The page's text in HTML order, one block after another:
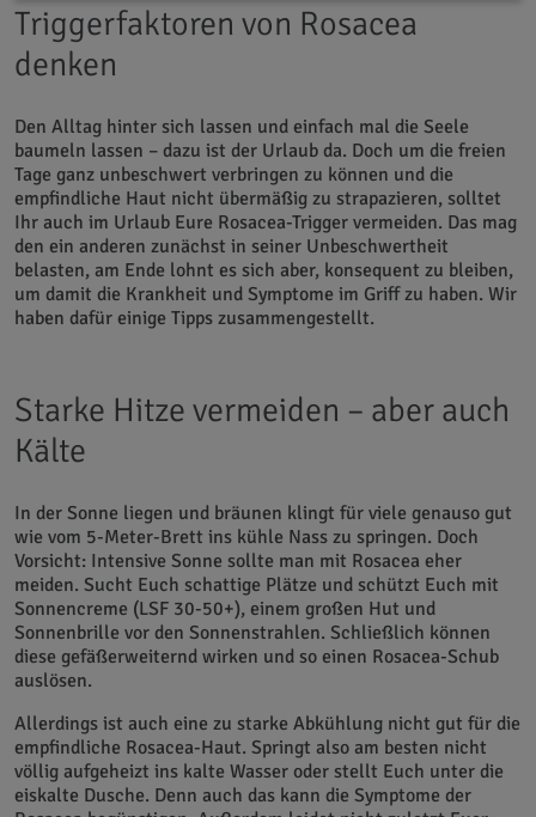
Triggerfaktoren von Rosacea
denken
Den Alltag hinter sich lassen und einfach mal die Seele
baumeln lassen – dazu ist der Urlaub da. Doch um die freien
Tage ganz unbeschwert verbringen zu können und die
empfindliche Haut nicht übermäßig zu strapazieren, solltet
Ihr auch im Urlaub Eure Rosacea-Trigger vermeiden. Das mag
den ein anderen zunächst in seiner Unbeschwertheit
belasten, am Ende lohnt es sich aber, konsequent zu bleiben,
um damit die Krankheit und Symptome im Griff zu haben. Wir
haben dafür einige Tipps zusammengestellt.
Starke Hitze vermeiden – aber auch
Kälte
In der Sonne liegen und bräunen klingt für viele genauso gut
wie vom 5-Meter-Brett ins kühle Nass zu springen. Doch
Vorsicht: Intensive Sonne sollte man mit Rosacea eher
meiden. Sucht Euch schattige Plätze und schützt Euch mit
Sonnencreme (LSF 30-50+), einem großen Hut und
Sonnenbrille vor den Sonnenstrahlen. Schließlich können
diese gefäßerweiternd wirken und so einen Rosacea-Schub
auslösen.
Allerdings ist auch eine zu starke Abkühlung nicht gut für die
empfindliche Rosacea-Haut. Springt also am besten nicht
völlig aufgeheizt ins kalte Wasser oder stellt Euch unter die
eiskalte Dusche. Denn auch das kann die Symptome der